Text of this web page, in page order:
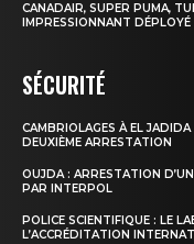
CANADAIR, SUPER PUMA,
IMPRESSIONNANT
SÉCURITÉ
CAMBRIOLAGES À EL
DEUXIÈME ARRESTATION
OUJDA : ARRESTATION
PAR INTERPOL
POLICE SCIENTIFIQUE : LE
L’ACCRÉDITATION